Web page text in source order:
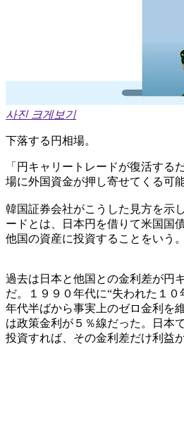
사진 크게보기
下落する円相場。
「円キャリートレードが復活する
場に外国資金が押し寄せてくる可
韓国証券会社がこうした見方を示
ードとは、日本円を借りて米国国
他国の資産に投資することをいう。
過去は日本と他国との金利差が円
だ。１９９０年代に“失われた１０
年代半ばから事実上のゼロ金利を
は政策金利が５％線だった。日本
投資すれば、その金利差だけ利益